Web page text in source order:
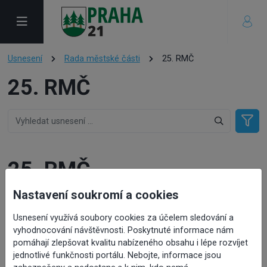
Usnesení Rada městské části 25. RMČ
25. RMČ
25. RMČ
Datum a čas jednání:15. 8. 2023 9:00
Přílohy (2)
Nastavení soukromí a cookies
Usnesení využívá soubory cookies za účelem sledování a
vyhodnocování návštěvnosti. Poskytnuté informace nám
pomáhají zlepšovat kvalitu nabízeného obsahu i lépe rozvíjet
jednotlivé funkčnosti portálu. Nebojte, informace jsou